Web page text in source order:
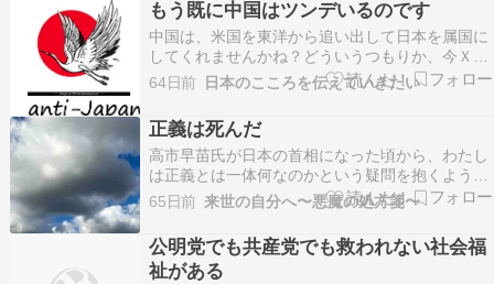
明に所属したまま臨む考えで、同党が国政政党…
もう既に中国はツンデいるのです
中国は、米国を東洋から追い出して日本を属国に
してくれませんかね？どういうつもりか、今Ｘで
は中国上げ、そして高市下げでバズっています。
いつも応援ありがとうございます。にほんブログ
村高市下げの原因はあの、週刊文春と言う嘘の記
事を作ることで有名な週刊誌。あろうことか！そ
の週刊誌を手に持…
64日前 日本のこころを伝えていきたい
正義は死んだ
高市早苗氏が日本の首相になった頃から、わたし
は正義とは一体何なのかという疑問を抱くように
なった。立憲民主党の元衆議院議員、岡田克也氏
の台湾有事に関する国会質問から始まった、中国
の日本に対する内政干渉や、高市氏に対する誹謗
中傷、日本のメディアによる中国政権に忖度した
批判記事とそれ…
65日前 来世の自分へ〜悪魔の処方箋〜
公明党でも共産党でも救われない社会福
祉がある